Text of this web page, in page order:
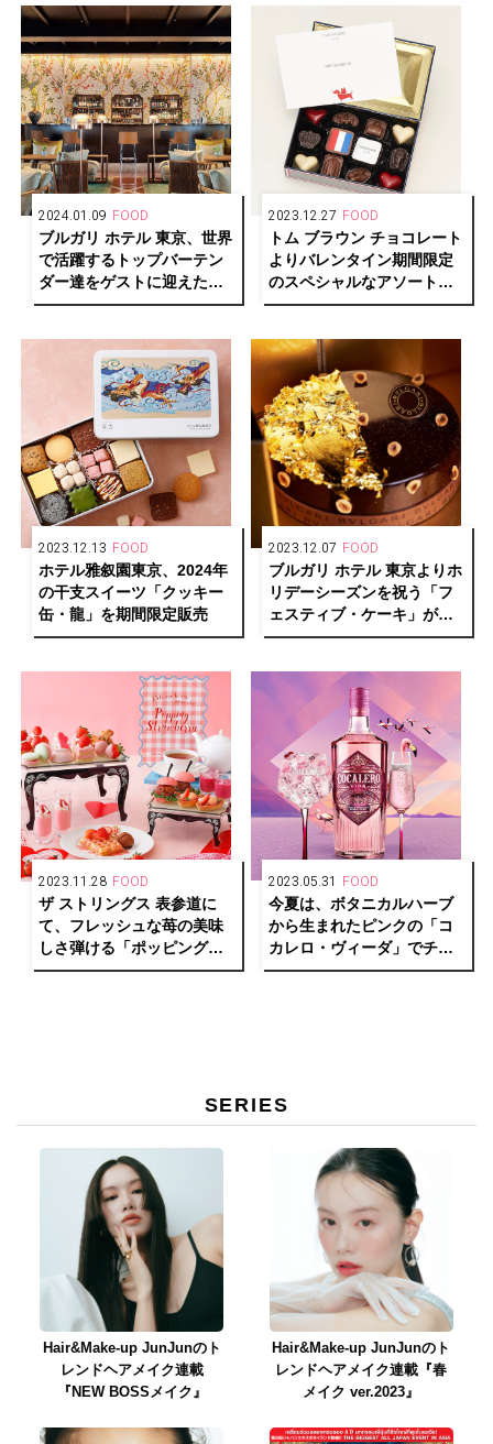
2024.01.09 FOOD
ブルガリ ホテル 東京、世界
で活躍するトップバーテン
ダー達をゲストに迎えたカ
クテルイベント「シンポジ
2023.12.27 FOOD
トム ブラウン チョコレート
よりバレンタイン期間限定
のスペシャルなアソートメ
ントが登場
2023.12.13 FOOD
ホテル雅叙園東京、2024年
の干支スイーツ「クッキー
缶・龍」を期間限定販売
2023.12.07 FOOD
ブルガリ ホテル 東京よりホ
リデーシーズンを祝う「フ
ェスティブ・ケーキ」が登
場
2023.11.28 FOOD
ザ ストリングス 表参道に
て、フレッシュな苺の美味
しさ弾ける「ポッピングス
トロベリー アフタヌーンテ
2023.05.31 FOOD
今夏は、ボタニカルハーブ
から生まれたピンクの「コ
カレロ・ヴィーダ」でチ
ル！
SERIES
Hair&Make-up JunJunのト
レンドヘアメイク連載
『NEW BOSSメイク』
Hair&Make-up JunJunのト
レンドヘアメイク連載『春
メイク ver.2023』